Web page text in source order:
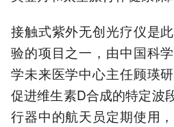
接触式紫外无创光疗仪是
验的项目之一，由中国科
学未来医学中心主任顾瑛
促进维生素D合成的特定波
行器中的航天员定期使用